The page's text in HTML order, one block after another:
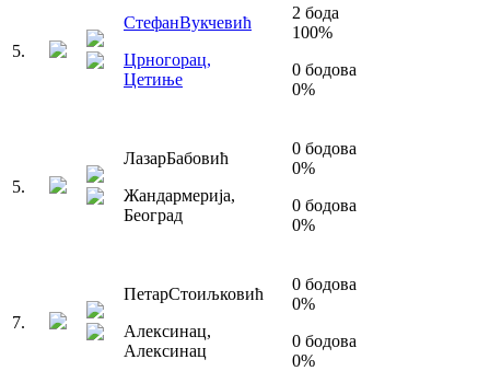
5.
СтефанВукчевић
Црногорац,
Цетиње
2 бода
100%
0 бодова
0%
5.
ЛазарБабовић
Жандармерија,
Београд
0 бодова
0%
0 бодова
0%
7.
ПетарСтоиљковић
Алексинац,
Алексинац
0 бодова
0%
0 бодова
0%